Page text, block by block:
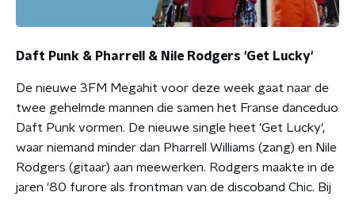
Daft Punk & Pharrell & Nile Rodgers 'Get Lucky'
De nieuwe 3FM Megahit voor deze week gaat naar de
twee gehelmde mannen die samen het Franse danceduo
Daft Punk vormen. De nieuwe single heet 'Get Lucky',
waar niemand minder dan Pharrell Williams (zang) en Nile
Rodgers (gitaar) aan meewerken. Rodgers maakte in de
jaren '80 furore als frontman van de discoband Chic. Bij